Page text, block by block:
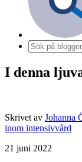
I denna
Skrivet av Johanna
inom intensivvård
21 juni 2022